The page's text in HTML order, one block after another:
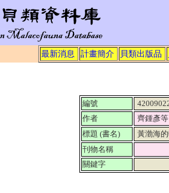
最新消息 計畫簡介 貝類出版品
編號
作者
齊鍾彥等
標題 (書名)
黃渤海
刊物名稱
關鍵字